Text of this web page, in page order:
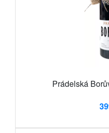
Prádelská